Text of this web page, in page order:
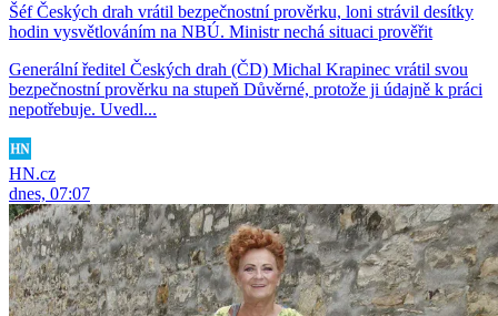
Šéf Českých drah vrátil bezpečnostní prověrku, loni strávil desítky
hodin vysvětlováním na NBÚ. Ministr nechá situaci prověřit
Generální ředitel Českých drah (ČD) Michal Krapinec vrátil svou
bezpečnostní prověrku na stupeň Důvěrné, protože ji údajně k práci
nepotřebuje. Uvedl...
HN.cz
dnes, 07:07